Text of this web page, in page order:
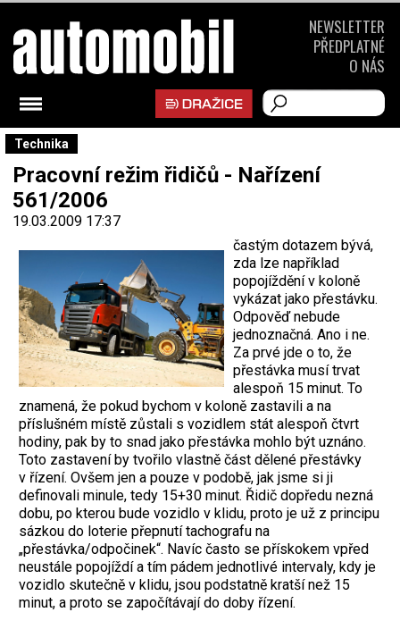
Technika
Pracovní režim řidičů - Nařízení
561/2006
19.03.2009 17:37
častým dotazem bývá,
zda lze například
popojíždění v koloně
vykázat jako přestávku.
Odpověď nebude
jednoznačná. Ano i ne.
Za prvé jde o to, že
přestávka musí trvat
alespoň 15 minut. To
znamená, že pokud bychom v koloně zastavili a na
příslušném místě zůstali s vozidlem stát alespoň čtvrt
hodiny, pak by to snad jako přestávka mohlo být uznáno.
Toto zastavení by tvořilo vlastně část dělené přestávky
v řízení. Ovšem jen a pouze v podobě, jak jsme si ji
definovali minule, tedy 15+30 minut. Řidič dopředu nezná
dobu, po kterou bude vozidlo v klidu, proto je už z principu
sázkou do loterie přepnutí tachografu na
„přestávka/odpočinek“. Navíc často se přískokem vpřed
neustále popojíždí a tím pádem jednotlivé intervaly, kdy je
vozidlo skutečně v klidu, jsou podstatně kratší než 15
minut, a proto se započítávají do doby řízení.
NEWSLETTER
PŘEDPLATNÉ
O NÁS